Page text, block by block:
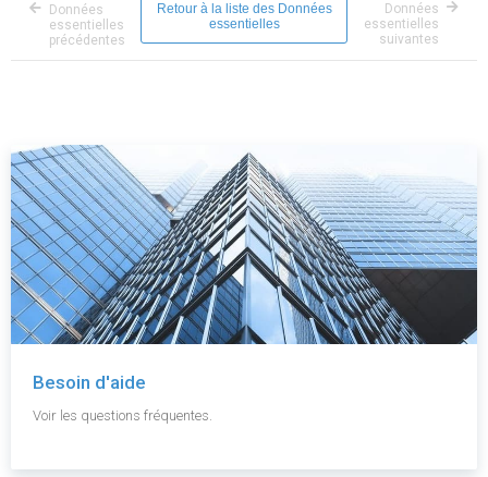
Données
essentielles
précédentes
Retour à la liste des Données
essentielles
Données
essentielles
suivantes
Besoin d'aide
Voir les questions fréquentes.